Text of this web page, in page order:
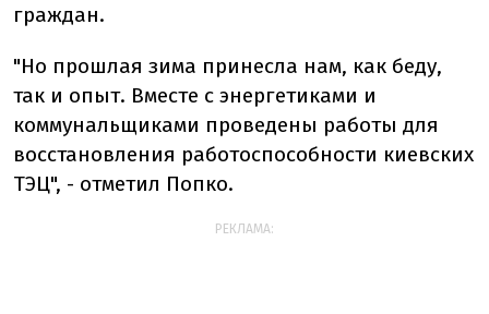
граждан.
"Но прошлая зима принесла нам, как беду,
так и опыт. Вместе с энергетиками и
коммунальщиками проведены работы для
восстановления работоспособности киевских
ТЭЦ", - отметил Попко.
РЕКЛАМА: